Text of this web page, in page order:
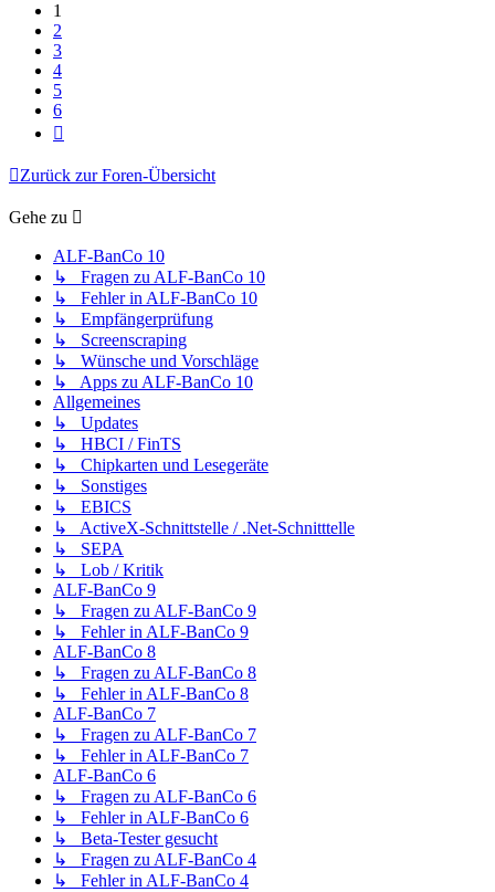
1
2
3
4
5
6
Zurück zur Foren-Übersicht
Gehe zu
ALF-BanCo 10
↳ Fragen zu ALF-BanCo 10
↳ Fehler in ALF-BanCo 10
↳ Empfängerprüfung
↳ Screenscraping
↳ Wünsche und Vorschläge
↳ Apps zu ALF-BanCo 10
Allgemeines
↳ Updates
↳ HBCI / FinTS
↳ Chipkarten und Lesegeräte
↳ Sonstiges
↳ EBICS
↳ ActiveX-Schnittstelle / .Net-Schnitttelle
↳ SEPA
↳ Lob / Kritik
ALF-BanCo 9
↳ Fragen zu ALF-BanCo 9
↳ Fehler in ALF-BanCo 9
ALF-BanCo 8
↳ Fragen zu ALF-BanCo 8
↳ Fehler in ALF-BanCo 8
ALF-BanCo 7
↳ Fragen zu ALF-BanCo 7
↳ Fehler in ALF-BanCo 7
ALF-BanCo 6
↳ Fragen zu ALF-BanCo 6
↳ Fehler in ALF-BanCo 6
↳ Beta-Tester gesucht
↳ Fragen zu ALF-BanCo 4
↳ Fehler in ALF-BanCo 4